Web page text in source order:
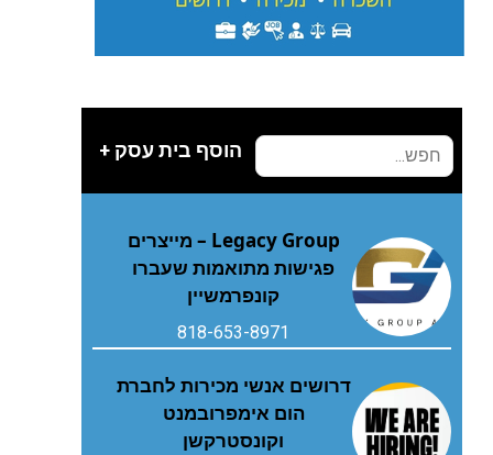
הוסף בית עסק +
Legacy Group – מייצרים
פגישות מתואמות שעברו
קונפרמשיין
818-653-8971
דרושים אנשי מכירות לחברת
הום אימפרובמנט
וקונסטרקשן